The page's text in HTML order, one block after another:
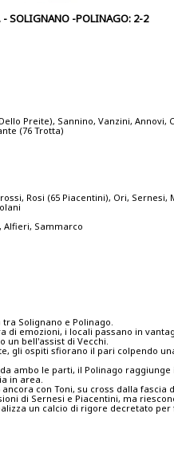
SOLIGNANO -POLINAGO: 2-2
Preite), Sannino, Vanzini, Annovi,
(76 Trotta)
Rosi (65 Piacentini), Ori, Sernesi,
Alfieri, Sammarco
Solignano e Polinago.
di emozioni, i locali passano in
un bell'assist di Vecchi.
gli ospiti sfiorano il pari colpendo
ambo le parti, il Polinago
in area.
con Toni, su cross dalla fascia
di Sernesi e Piacentini, ma
un calcio di rigore decretato